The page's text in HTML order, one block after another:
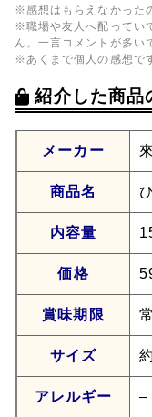
※感想はもらえなかった
※職場や友人へ配ってい
ん。一言コメントが多い
※あくまで個人の感想で
紹介した商品
メーカー
商品名
内容量
価格
賞味期限
サイズ
アレルギー –